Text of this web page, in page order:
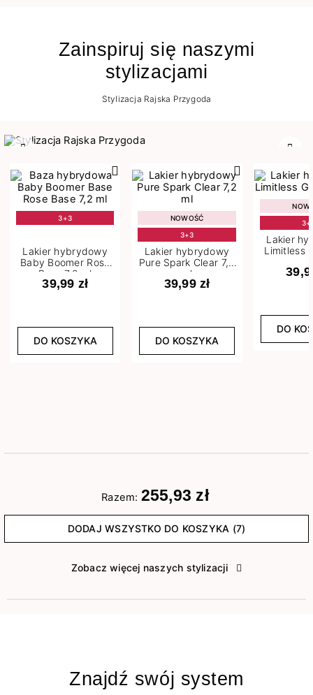
Zainspiruj się naszymi
stylizacjami
Stylizacja Rajska Przygoda
3+3
Lakier hybrydowy
Baby Boomer Rose
Base 7,2 ml
39,99 zł
DO KOSZYKA
NOWOŚĆ
3+3
Lakier hybrydowy
Pure Spark Clear 7,2
ml
39,99 zł
DO KOSZYKA
Lakier
Limitless
DO
Razem: 255,93 zł
DODAJ WSZYSTKO DO KOSZYKA (7)
Zobacz więcej naszych stylizacji
Znajdź swój system